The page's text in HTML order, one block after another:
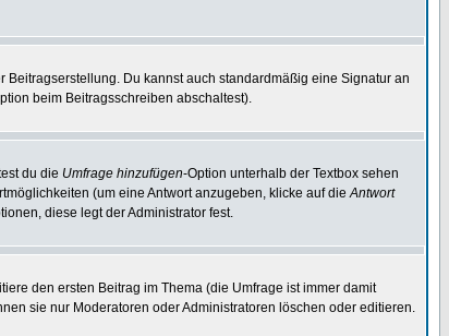
Beitragserstellung. Du kannst auch standardmäßig eine Signatur an
beim Beitragsschreiben abschaltest).
du die Umfrage hinzufügen-Option unterhalb der Textbox sehen
(um eine Antwort anzugeben, klicke auf dieAntwort
diese legt der Administrator fest.
den ersten Beitrag im Thema (die Umfrage ist immer damit
sie nur Moderatoren oder Administratoren löschen oder editieren.